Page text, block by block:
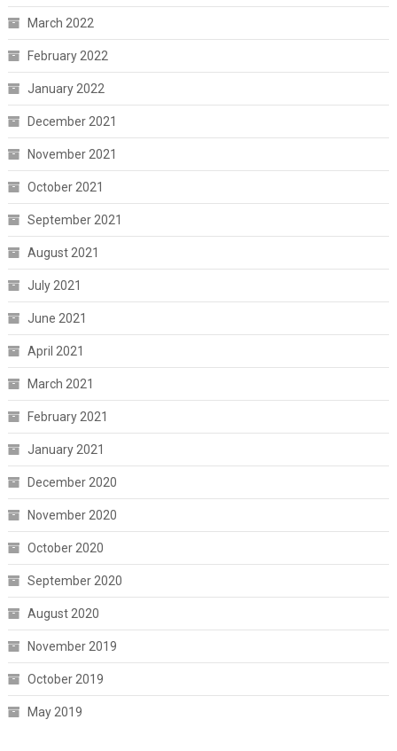
March 2022
February 2022
January 2022
December 2021
November 2021
October 2021
September 2021
August 2021
July 2021
June 2021
April 2021
March 2021
February 2021
January 2021
December 2020
November 2020
October 2020
September 2020
August 2020
November 2019
October 2019
May 2019